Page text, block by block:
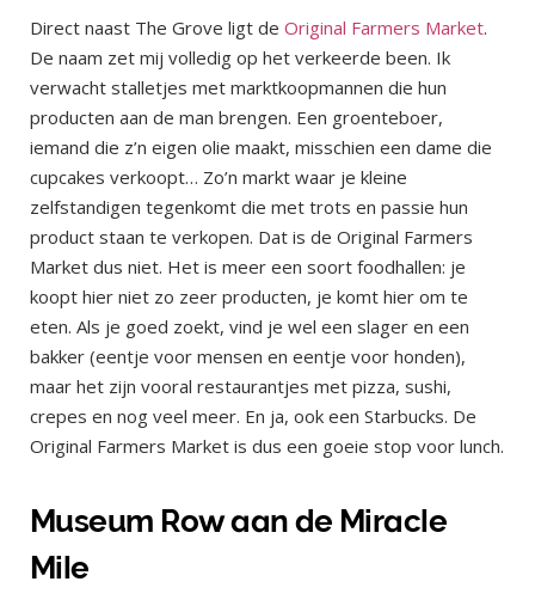
Direct naast The Grove ligt de Original Farmers Market.
De naam zet mij volledig op het verkeerde been. Ik
verwacht stalletjes met marktkoopmannen die hun
producten aan de man brengen. Een groenteboer,
iemand die z’n eigen olie maakt, misschien een dame die
cupcakes verkoopt… Zo’n markt waar je kleine
zelfstandigen tegenkomt die met trots en passie hun
product staan te verkopen. Dat is de Original Farmers
Market dus niet. Het is meer een soort foodhallen: je
koopt hier niet zo zeer producten, je komt hier om te
eten. Als je goed zoekt, vind je wel een slager en een
bakker (eentje voor mensen en eentje voor honden),
maar het zijn vooral restaurantjes met pizza, sushi,
crepes en nog veel meer. En ja, ook een Starbucks. De
Original Farmers Market is dus een goeie stop voor lunch.
Museum Row aan de Miracle
Mile